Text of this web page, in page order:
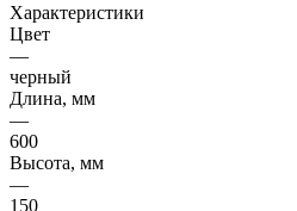
Характеристики
Цвет
—
черный
Длина, мм
—
600
Высота, мм
—
150